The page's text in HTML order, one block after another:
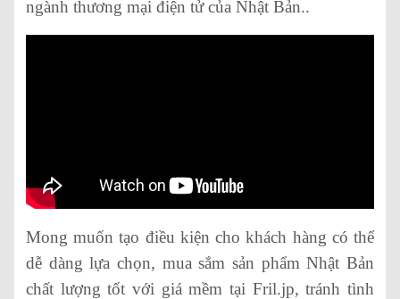
ngành thương mại điện tử của Nhật Bản..
Mong muốn tạo điều kiện cho khách hàng có thể
dễ dàng lựa chọn, mua sắm sản phẩm Nhật Bản
chất lượng tốt với giá mềm tại Fril.jp, tránh tình